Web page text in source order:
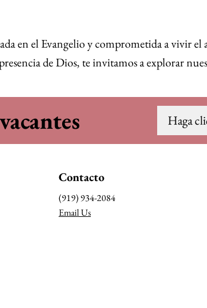
en el Evangelio y comprometida a vivir el
de Dios, te invitamos a explorar
Haga
Contacto
(919) 934-2084
Email Us